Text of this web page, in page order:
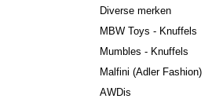
Diverse merken
MBW Toys - Knuffels
Mumbles - Knuffels
Malfini (Adler Fashion)
AWDis